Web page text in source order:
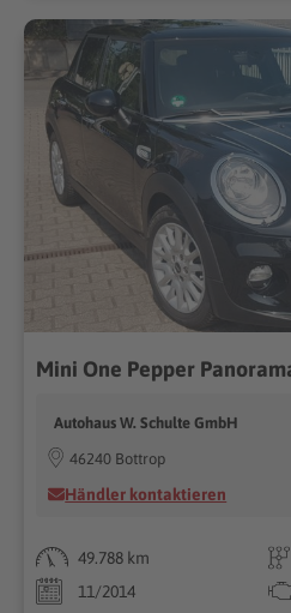
Autohaus W. Schulte GmbH
46240 Bottrop
Händler kontaktieren
49.788 km
11/2014